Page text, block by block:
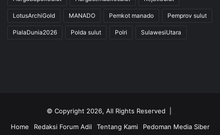
LotusArchiGold MANADO Pemkot manado Pemprov sulut
PialaDunia2026 Polda sulut Polri SulawesiUtara
© Copyright 2026, All Rights Reserved |
Home
Redaksi Forum Adil Tentang Kami Pedoman Media Siber